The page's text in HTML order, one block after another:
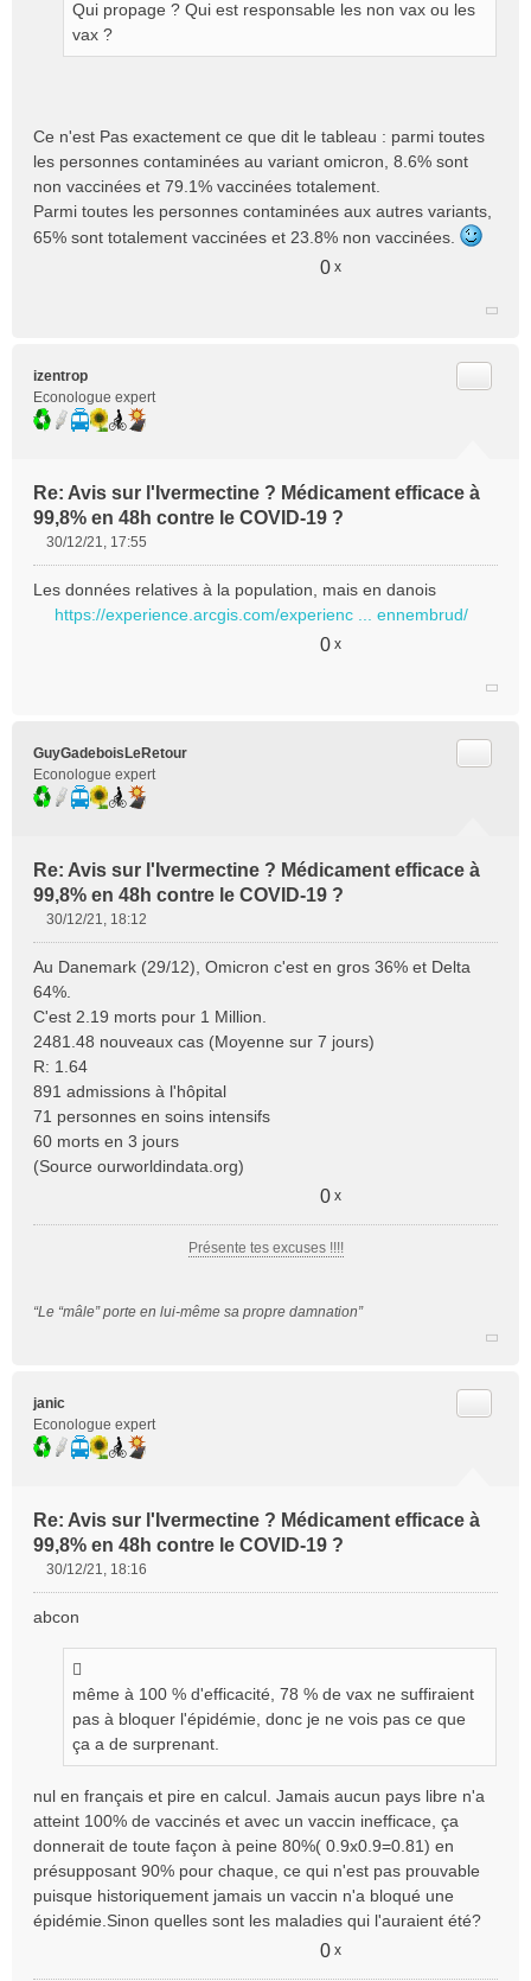
Qui propage ? Qui est responsable les non vax ou les
vax ?
Ce n'est Pas exactement ce que dit le tableau : parmi toutes
les personnes contaminées au variant omicron, 8.6% sont
non vaccinées et 79.1% vaccinées totalement.
Parmi toutes les personnes contaminées aux autres variants,
65% sont totalement vaccinées et 23.8% non vaccinées.
0 x
izentrop
Econologue expert
Re: Avis sur l'Ivermectine ? Médicament efficace à
99,8% en 48h contre le COVID-19 ?
s
n
l
u
30/12/21, 17:55
Les données relatives à la population, mais en danois
https://experience.arcgis.com/experienc ... ennembrud/
0 x
GuyGadeboisLeRetour
Econologue expert
Re: Avis sur l'Ivermectine ? Médicament efficace à
99,8% en 48h contre le COVID-19 ?
s
s
a
g
e
n
n
l
u
30/12/21, 18:12
Au Danemark (29/12), Omicron c'est en gros 36% et Delta
64%.
C'est 2.19 morts pour 1 Million.
2481.48 nouveaux cas (Moyenne sur 7 jours)
R: 1.64
891 admissions à l'hôpital
71 personnes en soins intensifs
60 morts en 3 jours
(Source ourworldindata.org)
0 x
Présente tes excuses !!!!
“Le “mâle” porte en lui-même sa propre damnation”
janic
Econologue expert
Re: Avis sur l'Ivermectine ? Médicament efficace à
99,8% en 48h contre le COVID-19 ?
s
l
u
30/12/21, 18:16
abcon
même à 100 % d'efficacité, 78 % de vax ne suffiraient
pas à bloquer l'épidémie, donc je ne vois pas ce que
ça a de surprenant.
nul en français et pire en calcul. Jamais aucun pays libre n'a
atteint 100% de vaccinés et avec un vaccin inefficace, ça
donnerait de toute façon à peine 80%( 0.9x0.9=0.81) en
présupposant 90% pour chaque, ce qui n'est pas prouvable
puisque historiquement jamais un vaccin n'a bloqué une
épidémie.Sinon quelles sont les maladies qui l'auraient été?
0 x